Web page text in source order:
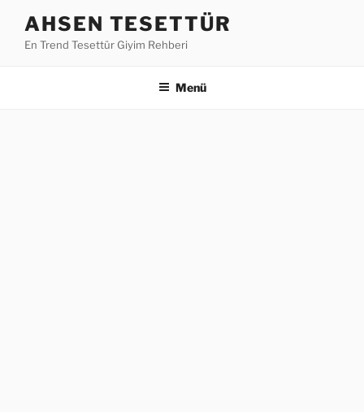
AHSEN TESETTÜR
En Trend Tesettür Giyim Rehberi
Menü